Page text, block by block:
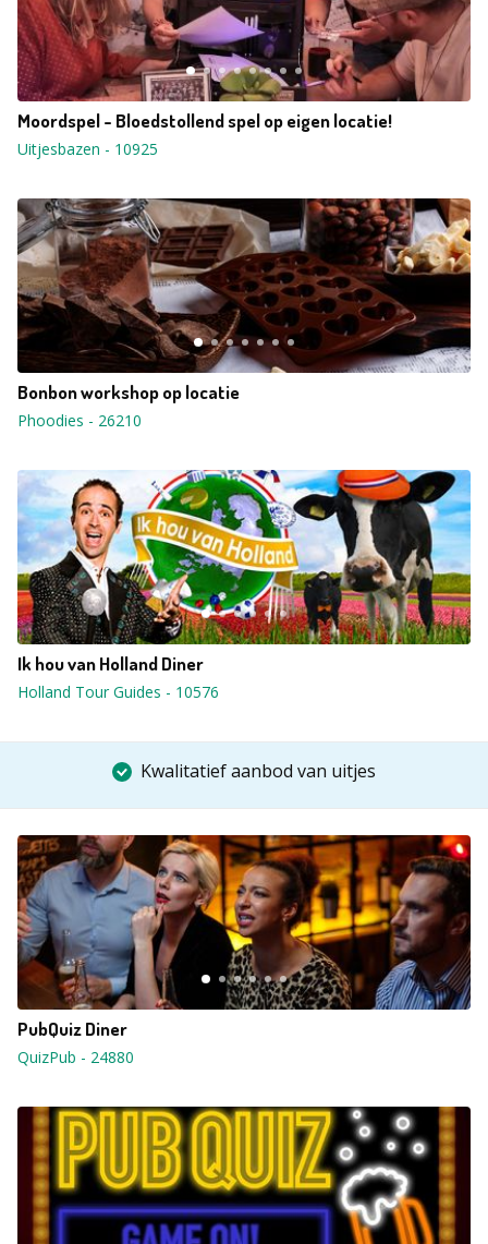
Moordspel - Bloedstollend spel op eigen locatie!
Uitjesbazen - 10925
Bonbon workshop op locatie
Phoodies - 26210
Ik hou van Holland Diner
Holland Tour Guides - 10576
Kwalitatief aanbod van uitjes
PubQuiz Diner
QuizPub - 24880